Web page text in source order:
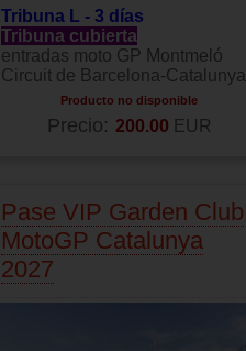
Tribuna L - 3 días
Tribuna cubierta
entradas moto GP Montmeló
Circuit de Barcelona-Catalunya
Producto no disponible
Precio: 200.00 EUR
Pase VIP Garden Club
MotoGP Catalunya
2027